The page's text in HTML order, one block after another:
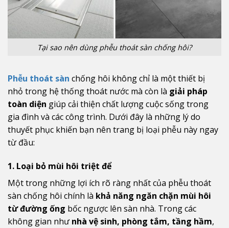
Tại sao nên dùng phễu thoát sàn chống hôi?
Phễu thoát sàn chống hôi không chỉ là một thiết bị
nhỏ trong hệ thống thoát nước mà còn là giải pháp
toàn diện giúp cải thiện chất lượng cuộc sống trong
gia đình và các công trình. Dưới đây là những lý do
thuyết phục khiến bạn nên trang bị loại phễu này ngay
từ đầu:
1. Loại bỏ mùi hôi triệt để
Một trong những lợi ích rõ ràng nhất của phễu thoát
sàn chống hôi chính là khả năng ngăn chặn mùi hôi
từ đường ống bốc ngược lên sàn nhà. Trong các
không gian như nhà vệ sinh, phòng tắm, tầng hầm,